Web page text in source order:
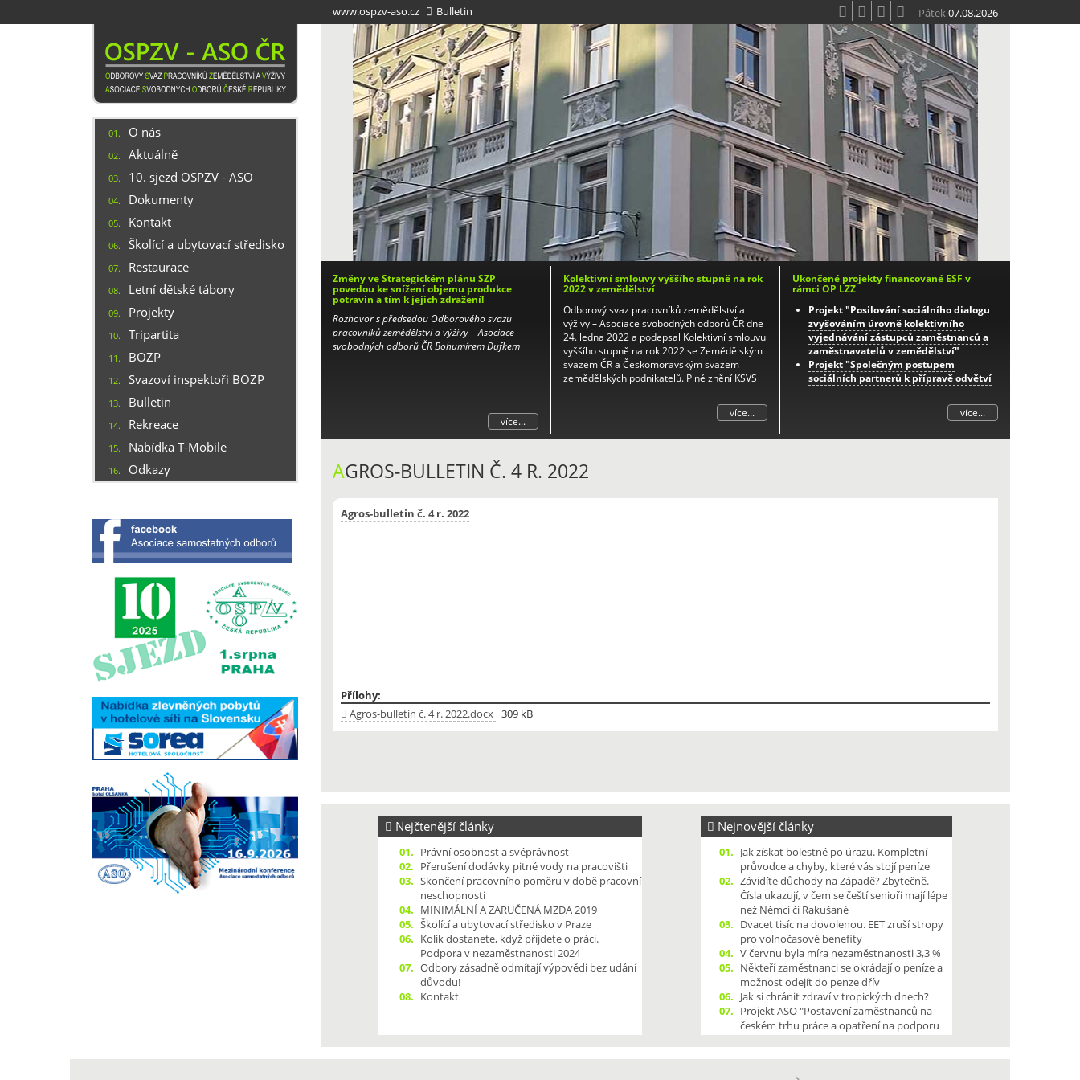
k
www.ospzv-aso.cz Bulletin Pátek07.08.2026
01. O nás
02. Aktuálně
03. 10. sjezd OSPZV - ASO
04. Dokumenty
05. Kontakt
06. Školící a ubytovací středisko
07. Restaurace
08. Letní dětské tábory
09. Projekty
10. Tripartita
11. BOZP
12. Svazoví inspektoři BOZP
13. Bulletin
14. Rekreace
15. Nabídka T-Mobile
16. Odkazy
Změny ve Strategickém plánu SZP
povedou ke snížení objemu produkce
potravin a tím k jejich zdražení!
Rozhovor s předsedou Odborového svazu
pracovníků zemědělství a výživy – Asociace
svobodných odborů ČR Bohumírem Dufkem
více...
Kolektivní smlouvy vyššího stupně na rok
2022 v zemědělství
Odborový svaz pracovníků zemědělství a
výživy – Asociace svobodných odborů ČR dne
24. ledna 2022 a podepsal Kolektivní smlouvu
vyššího stupně na rok 2022 se Zemědělským
svazem ČR a Českomoravským svazem
zemědělských podnikatelů. Plné znění KSVS
více...
Ukončené projekty financované ESF v
rámci OP LZZ
Projekt "Posilování sociálního dialogu
zvyšováním úrovně kolektivního
vyjednávání zástupců zaměstnanců a
zaměstnavatelů v zemědělství"
Projekt "Společným postupem
sociálních partnerů k přípravě odvětví
Další informace k tomuto projektuvíce...
AGROS-BULLETIN Č. 4 R. 2022
Agros-bulletin č. 4 r. 2022
Přílohy:
Agros-bulletin č. 4 r. 2022.docx 309 kB
Nejčtenější články
01. Právní osobnost a svéprávnost
02. Přerušení dodávky pitné vody na pracovišti
03. Skončení pracovního poměru v době pracovní
neschopnosti
04. MINIMÁLNÍ A ZARUČENÁ MZDA 2019
05. Školící a ubytovací středisko v Praze
06. Kolik dostanete, když přijdete o práci.
Podpora v nezaměstnanosti 2024
07. Odbory zásadně odmítají výpovědi bez udání
důvodu!
08. Kontakt
Nejnovější články
01. Jak získat bolestné po úrazu. Kompletní
průvodce a chyby, které vás stojí peníze
02. Závidíte důchody na Západě? Zbytečně.
Čísla ukazují, v čem se čeští senioři mají lépe
než Němci či Rakušané
03. Dvacet tisíc na dovolenou. EET zruší stropy
pro volnočasové benefity
04. V červnu byla míra nezaměstnanosti 3,3 %
05. Někteří zaměstnanci se okrádají o peníze a
možnost odejít do penze dřív
06. Jak si chránit zdraví v tropických dnech?
07. Projekt ASO "Postavení zaměstnanců na
českém trhu práce a opatření na podporu